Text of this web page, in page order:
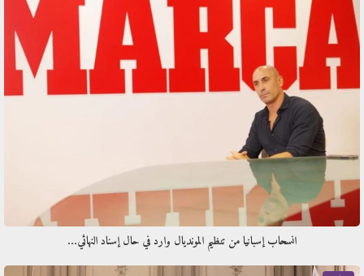
انسحاب إسبانيا من تنظيم المونديال وارد في حال إسناد النهائي…